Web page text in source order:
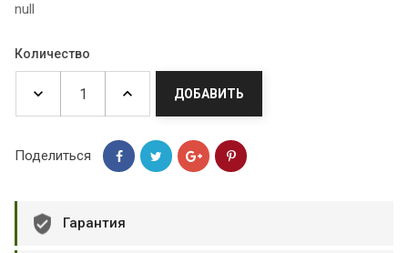
null
Количество
ДОБАВИТЬ
Поделиться
Гарантия